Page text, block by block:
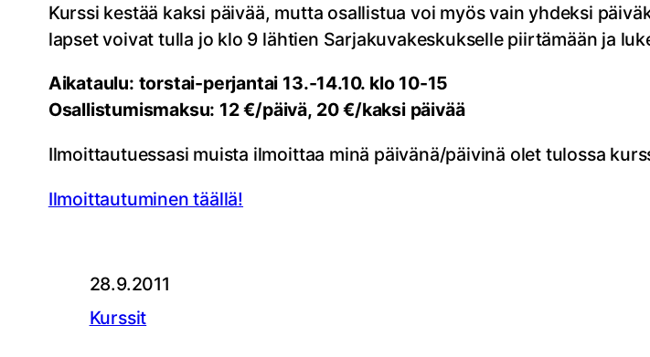
Kurssi kestää kaksi päivää, mutta osallistua voi myös vain yhdeksi
lapset voivat tulla jo klo 9 lähtien Sarjakuvakeskukselle piirtämään ja
Aikataulu: torstai-perjantai 13.-14.10. klo 10-15
Osallistumismaksu: 12 €/päivä, 20 €/kaksi päivää
Ilmoittautuessasi muista ilmoittaa minä päivänä/päivinä olet tulossa
Ilmoittautuminen täällä!
28.9.2011
Kurssit